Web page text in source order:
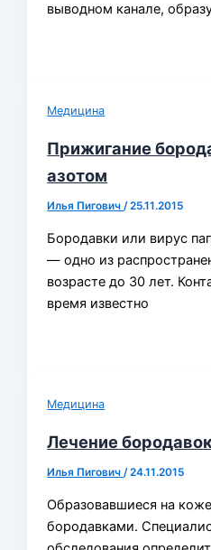
выводном канале,
Медицина
Прижигание
азотом
Илья Пигович/25.11.2015
Бородавки или вирус
— одно из
возрасте до 30 лет.
время известно
Медицина
Лечение
Илья Пигович/24.11.2015
Образовавшиеся на
бородавками.